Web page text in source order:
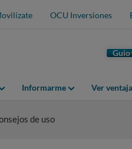
OCU Inversiones
Guio
Informarme Ver
de uso